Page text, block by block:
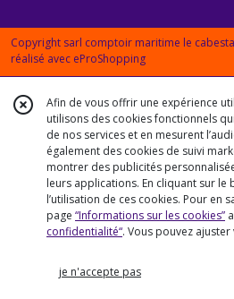
Copyright sarl comptoir maritime le
réalisé avec eProShopping
Afin de vous offrir une expérience
utilisons des cookies fonctionnels
de nos services et en mesurent
également des cookies de suivi
montrer des publicités
leurs applications. En cliquant sur le
l’utilisation de ces cookies. Pour en
page “Informations sur les cookies”
confidentialité“. Vous pouvez
je n'accepte pas